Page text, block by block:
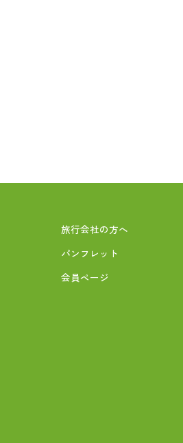
旅行会社の方へ
パンフレット
会員ページ